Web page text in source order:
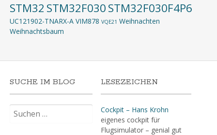
STM32 STM32F030STM32F030F4P6
UC121902-TNARX-A VIM878 VQE21 Weihnachten
Weihnachtsbaum
SUCHE IM BLOG
nach:
LESEZEICHEN
Cockpit – Hans Krohn
eigenes cockpit für
Flugsimulator – genial gut